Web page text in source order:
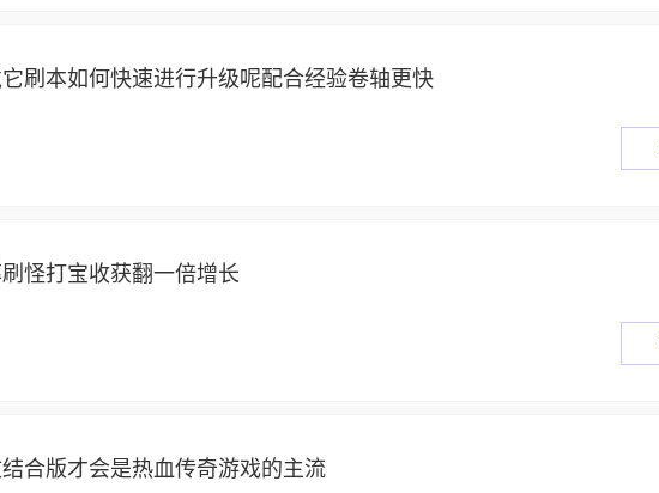
刷本如何快速进行升级呢配合经验卷轴更快
怪打宝收获翻一倍增长
合版才会是热血传奇游戏的主流